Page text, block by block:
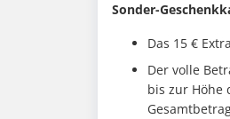
Sonder-
Das 15 €
Der volle
bis zur Höhe